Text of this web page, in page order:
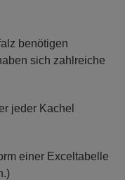
benötigen
sich zahlreiche
jeder Kachel
einer Exceltabelle